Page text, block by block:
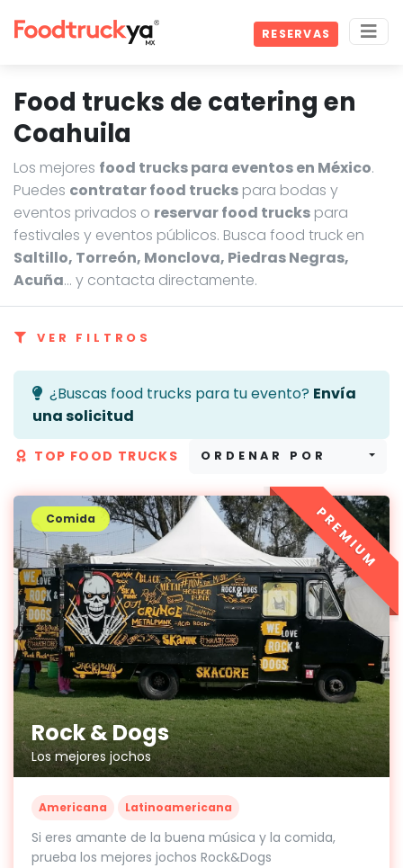
RESERVAS
Food trucks de catering en
Coahuila
Los mejores food trucks para eventos en México.
Puedes contratar food trucks para bodas y
eventos privados o reservar food trucks para
festivales y eventos públicos. Busca food truck en
Saltillo, Torreón, Monclova, Piedras Negras,
Acuña… y contacta directamente.
VER FILTROS
¿Buscas food trucks para tu evento? Envía
una solicitud
TOP FOOD TRUCKS ORDENAR POR
Rock & Dogs
Los mejores jochos
Comida
Americana Latinoamericana
Si eres amante de la buena música y la comida,
prueba los mejores jochos Rock&Dogs
PREMIUM